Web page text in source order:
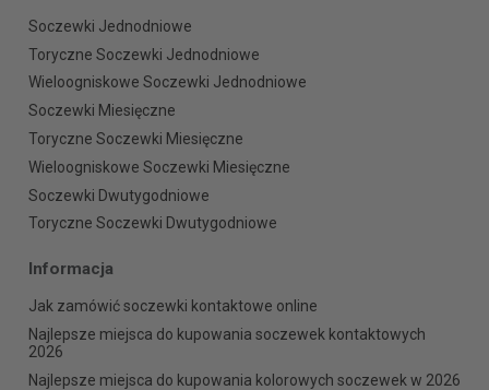
Soczewki Jednodniowe
Toryczne Soczewki Jednodniowe
Wieloogniskowe Soczewki Jednodniowe
Soczewki Miesięczne
Toryczne Soczewki Miesięczne
Wieloogniskowe Soczewki Miesięczne
Soczewki Dwutygodniowe
Toryczne Soczewki Dwutygodniowe
Informacja
Jak zamówić soczewki kontaktowe online
Najlepsze miejsca do kupowania soczewek kontaktowych
2026
Najlepsze miejsca do kupowania kolorowych soczewek w 2026